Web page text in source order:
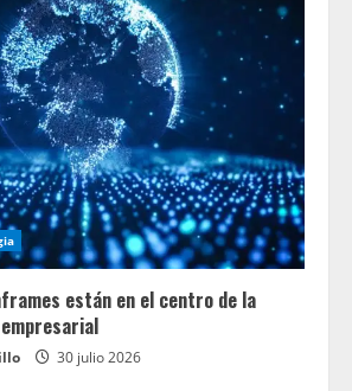
están en el centro de la
30 julio 2026